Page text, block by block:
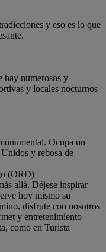
y eso es lo que
hay numerosos y
y locales nocturnos
Ocupa un
y rebosa de
(ORD)
allá. Déjese inspirar
hoy mismo su
disfrute con nosotros
y entretenimiento
como en Turista